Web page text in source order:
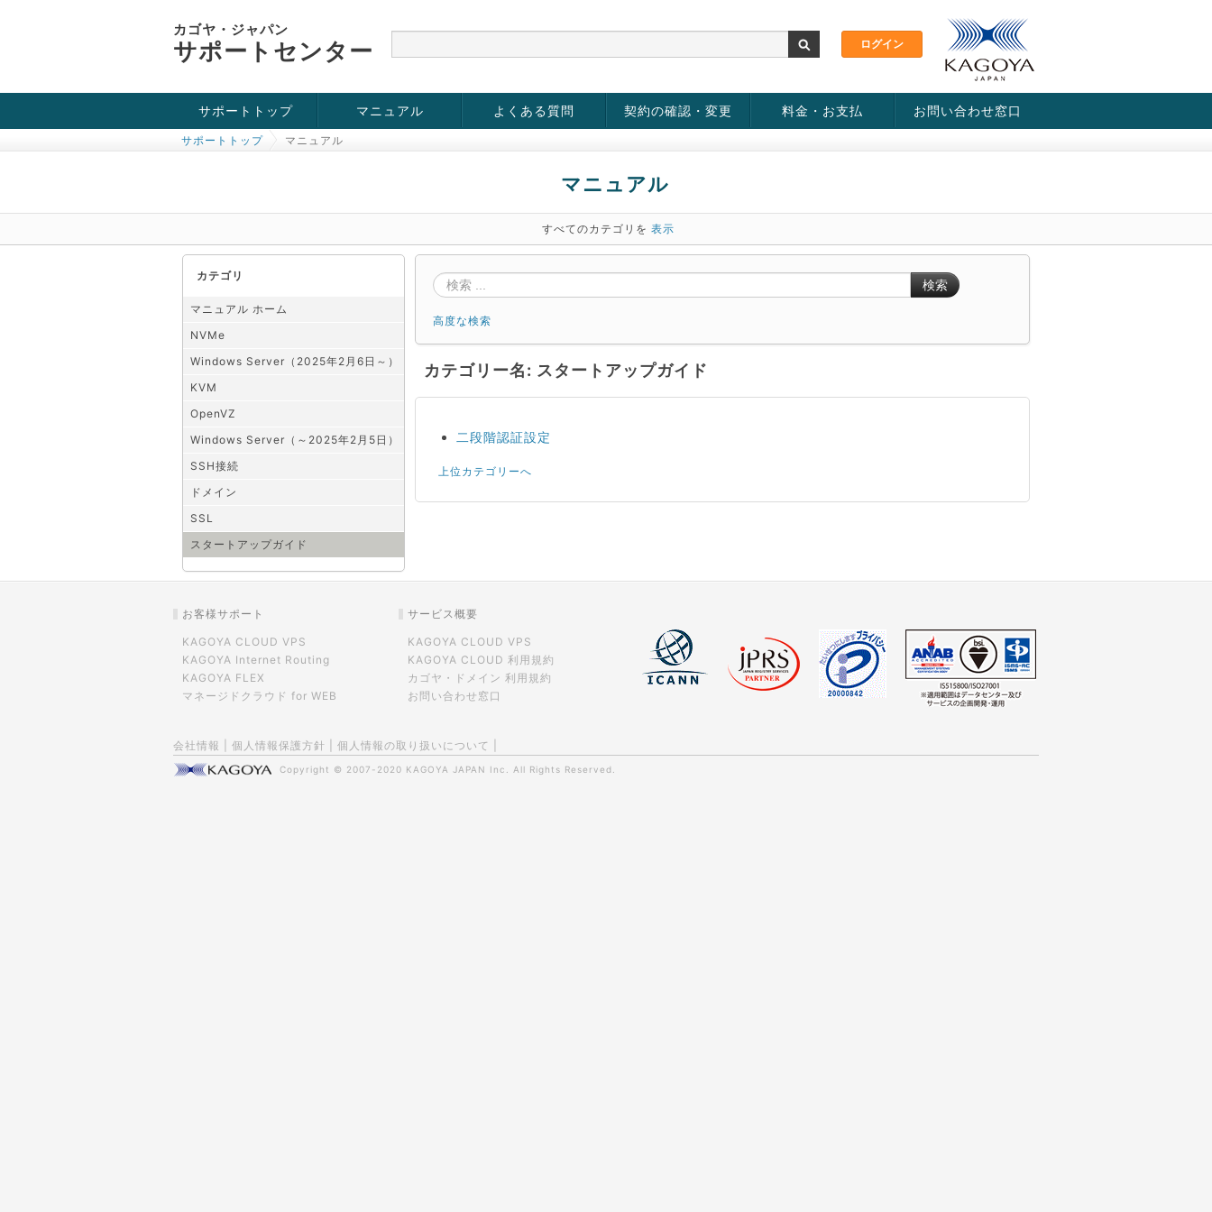
カゴヤ・ジャパン
サポートセンター
サポートトップ
お役立ち情報
チュートリアル
障害・メンテナンス情報
マニュアル
KVM
OpenVZ
Windows Server
SSH接続
ドメイン
SSL
よくある質問 契約の確認・変更 料金・お支払 お問い合わせ窓口
サポートトップ マニュアル
マニュアル
すべてのカテゴリを 表示
カテゴリ
マニュアル ホーム
NVMe
Windows Server（2025年2月6日～）
KVM
OpenVZ
Windows Server（～2025年2月5日）
SSH接続
ドメイン
SSL
スタートアップガイド
検索
高度な検索
カテゴリー名: スタートアップガイド
二段階認証設定
上位カテゴリーへ
お客様サポート
KAGOYA CLOUD VPS
KAGOYA Internet Routing
KAGOYA FLEX
マネージドクラウド for WEB
サービス概要
KAGOYA CLOUD VPS
KAGOYA CLOUD 利用規約
カゴヤ・ドメイン 利用規約
お問い合わせ窓口
会社情報 個人情報保護方針 個人情報の取り扱いについて
Copyright © 2007-2020 KAGOYA JAPAN Inc. All Rights Reserved.